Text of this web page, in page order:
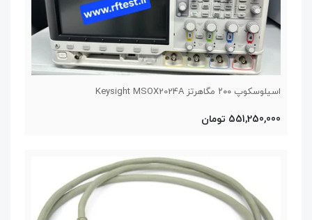
اسیلوسکوپ ۲۰۰ مگاهرتز Keysight MSOX2024A
551,250,000 تومان